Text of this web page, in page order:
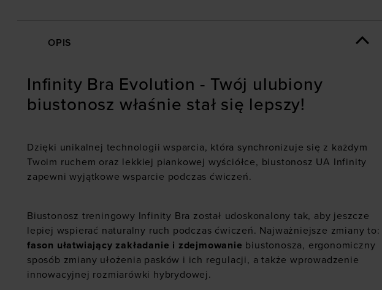
OPIS
Infinity Bra Evolution - Twój ulubiony
biustonosz właśnie stał się lepszy!
Dzięki unikalnej technologii wsparcia, która synchronizuje się z każdym
Twoim ruchem oraz lekkiej piankowej wyściółce, biustonosz UA Infinity
zapewni wyjątkowe wsparcie podczas ćwiczeń.
Biustonosz treningowy Infinity Bra został udoskonalony tak, aby jeszcze
lepiej wspierać naturalny ruch podczas ćwiczeń. Najważniejsze zmiany to:
fason ułatwiający zakładanie i zdejmowanie biustonosza, ergonomiczny
sposób zmiany ułożenia pasków i ich regulacji, a także wprowadzenie
innowacyjnej rozmiarówki hybrydowej.